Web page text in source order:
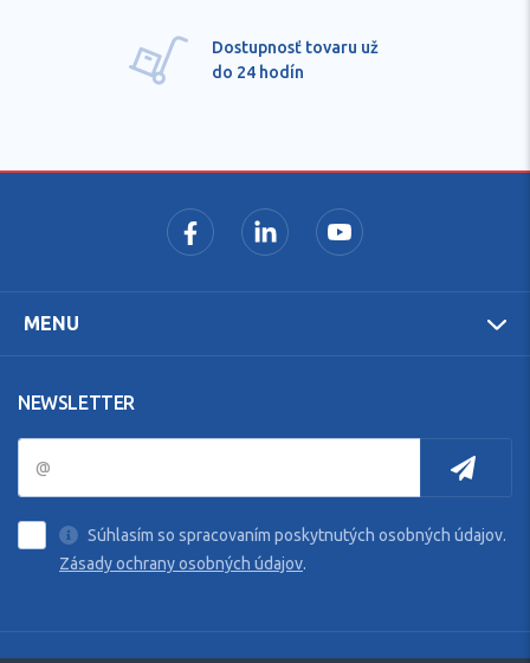
Dostupnosť tovaru už
do 24 hodín
MENU
NEWSLETTER
Súhlasím so spracovaním poskytnutých osobných údajov.
Zásady ochrany osobných údajov.